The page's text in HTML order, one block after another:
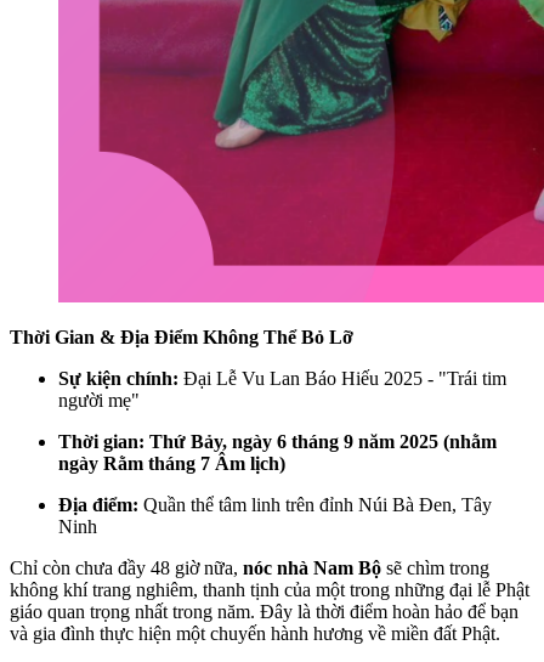
Thời Gian & Địa Điểm Không Thể Bỏ Lỡ
Sự kiện chính: Đại Lễ Vu Lan Báo Hiếu 2025 - "Trái tim
người mẹ"
Thời gian: Thứ Bảy, ngày 6 tháng 9 năm 2025 (nhằm
ngày Rằm tháng 7 Âm lịch)
Địa điểm: Quần thể tâm linh trên đỉnh Núi Bà Đen, Tây
Ninh
Chỉ còn chưa đầy 48 giờ nữa, nóc nhà Nam Bộ sẽ chìm trong
không khí trang nghiêm, thanh tịnh của một trong những đại lễ Phật
giáo quan trọng nhất trong năm. Đây là thời điểm hoàn hảo để bạn
và gia đình thực hiện một chuyến hành hương về miền đất Phật.